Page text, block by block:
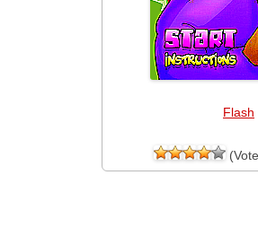
Flash